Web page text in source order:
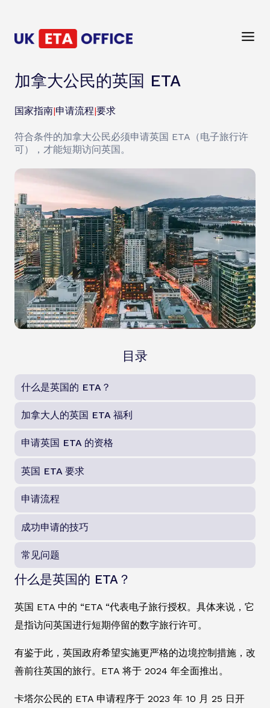
加拿大公民的英国 ETA
国家指南|申请流程|要求
符合条件的加拿大公民必须申请英国 ETA（电子旅行许
可），才能短期访问英国。
目录
什么是英国的 ETA？
加拿大人的英国 ETA 福利
申请英国 ETA 的资格
英国 ETA 要求
申请流程
成功申请的技巧
常见问题
什么是英国的 ETA？
英国 ETA 中的 “ETA “代表电子旅行授权。具体来说，它
是指访问英国进行短期停留的数字旅行许可。
有鉴于此，英国政府希望实施更严格的边境控制措施，改
善前往英国的旅行。ETA 将于 2024 年全面推出。
卡塔尔公民的 ETA 申请程序于 2023 年 10 月 25 日开